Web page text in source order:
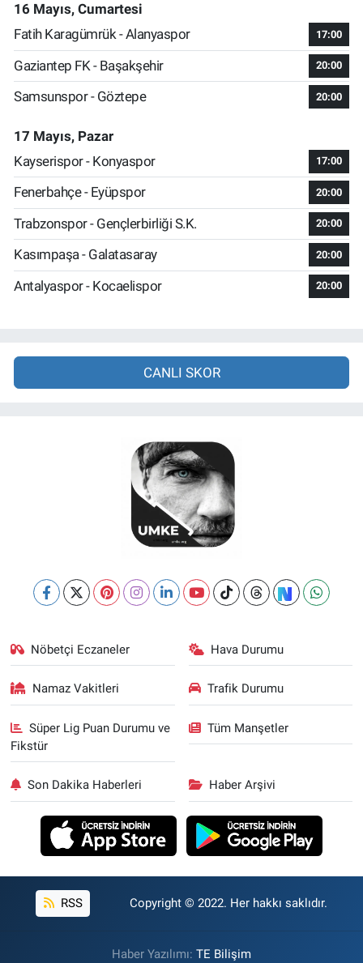
16 Mayıs, Cumartesi
Fatih Karagümrük - Alanyaspor
17:00
Gaziantep FK - Başakşehir 20:00
Samsunspor - Göztepe 20:00
17 Mayıs, Pazar
Kayserispor - Konyaspor
17:00
Fenerbahçe - Eyüpspor 20:00
Trabzonspor - Gençlerbirliği S.K. 20:00
Kasımpaşa - Galatasaray 20:00
Antalyaspor - Kocaelispor 20:00
CANLI SKOR
Nöbetçi Eczaneler Hava Durumu
Namaz Vakitleri Trafik Durumu
Süper Lig Puan Durumu ve
Fikstür
Tüm Manşetler
Son Dakika Haberleri Haber Arşivi
RSS Copyright © 2022. Her hakkı saklıdır.
Haber Yazılımı: TE Bilişim